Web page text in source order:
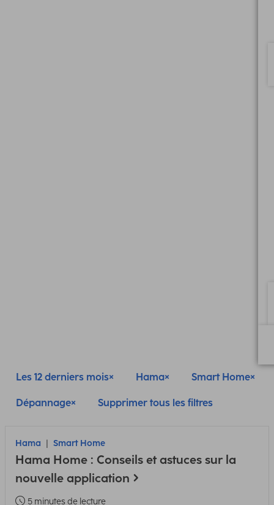
Les 12 derniers mois Hama Smart Home
Dépannage Supprimer tous les filtres
Hama Smart Home
Hama Home : Conseils et astuces sur la
nouvelle application
5 minutes de lecture